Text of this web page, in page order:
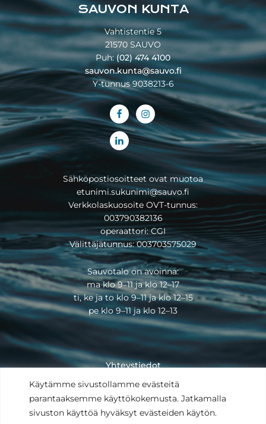
Käytämme sivustollamme evästeitä
parantaaksemme käyttökokemusta. Jatkamalla
sivuston käyttöä hyväksyt evästeiden käytön.
SAUVON KUNTA
Vahtistentie 5
21570 SAUVO
Puh:(02) 474 4100
sauvon.kunta@sauvo.fi
Y-tunnus 9038213-6
Sähköpostiosoitteet ovat muotoa
etunimi.sukunimi@sauvo.fi
Verkkolaskuosoite OVT-tunnus:
003790382136
operaattori: CGI
Välittäjätunnus: 003703575029
Sauvotalo on avoinna:
ma klo 9–11 ja klo 12–17
ti, ke ja to klo 9–11 ja klo 12–15
pe klo 9–11 ja klo 12–13
Yhteystiedot
Saavutettavuusseloste
Anna palautetta